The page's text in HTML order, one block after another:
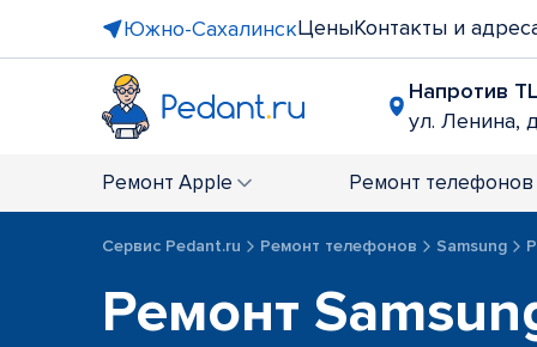
Южно-СахалинскЦеныКонтакты и
Напротив
ул. Ленина,
Ремонт Apple Ремонт телефонов
Сервис Pedant.ru Ремонт телефонов Samsung
Ремонт